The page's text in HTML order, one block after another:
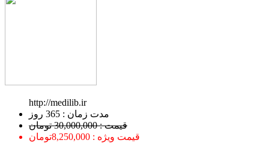
http://medilib.ir
ﻣﺪﺕ ﺯﻣﺎﻥ : 365 ﺭﻭﺯ
قیمت : 30,000,000 تومان
قیمت ویژه : 8,250,000تومان